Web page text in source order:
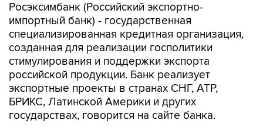
Росэксимбанк (Российский экспортно-
импортный банк) - государственная
специализированная кредитная организация,
созданная для реализации госполитики
стимулирования и поддержки экспорта
российской продукции. Банк реализует
экспортные проекты в странах СНГ, АТР,
БРИКС, Латинской Америки и других
государствах, говорится на сайте банка.